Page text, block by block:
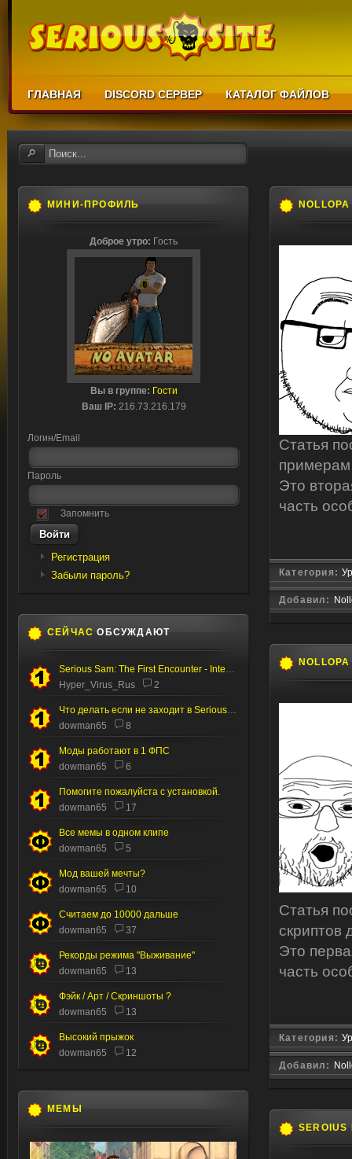
ГЛАВНАЯ DISCORD СЕРВЕР КАТАЛОГ ФАЙЛОВ
NOLLOPA
Статья
примерам
Это
часть
Категория:
Добавил:
NOLLOPA
Статья
скриптов
Это
часть
Категория:
Добавил:
SEROIUS
МИНИ-ПРОФИЛЬ
Доброе утро: Гость
Вы в группе: Гости
Ваш IP: 216.73.216.179
Логин/Email
Пароль
Запомнить
Регистрация
Забыли пароль?
СЕЙЧАС ОБСУЖДАЮТ
Serious Sam: The First Encounter - Internal Test
Hyper_Virus_Rus
2
Что делать если не заходит в Serious editor
dowman65
8
Моды работают в 1 ФПС
dowman65
6
Помогите пожалуйста с установкой.
dowman65
17
Все мемы в одном клипе
dowman65
5
Мод вашей мечты?
dowman65
10
Считаем до 10000 дальше
dowman65
37
Рекорды режима "Выживание"
dowman65
13
Фэйк / Арт / Скриншоты ?
dowman65
13
Высокий прыжок
dowman65
12
МЕМЫ